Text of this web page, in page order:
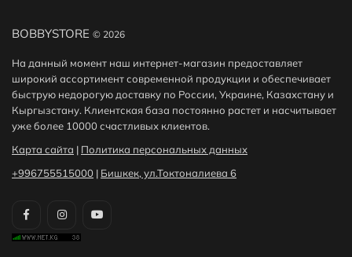
BOBBYSTORE © 2026
На данный момент наш интернет-магазин предоставляет
широкий ассортимент современной продукции и обеспечивает
быструю недорогую доставку по России, Украине, Казахстану и
Кыргызстану. Клиентская база постоянно растет и насчитывает
уже более 10000 счастливых клиентов.
Карта сайта | Политика персональных данных
+996755515000 | Бишкек, ул.Токтоналиева 6